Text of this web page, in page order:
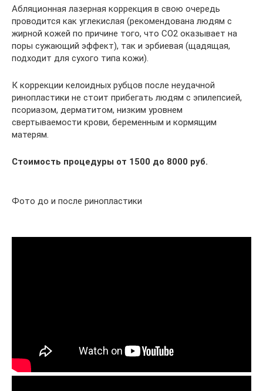
Абляционная лазерная коррекция в свою очередь
проводится как углекислая (рекомендована людям с
жирной кожей по причине того, что СО2 оказывает на
поры сужающий эффект), так и эрбиевая (щадящая,
подходит для сухого типа кожи).
К коррекции келоидных рубцов после неудачной
ринопластики не стоит прибегать людям с эпилепсией,
псориазом, дерматитом, низким уровнем
свертываемости крови, беременным и кормящим
матерям.
Стоимость процедуры от 1500 до 8000 руб.
Фото до и после ринопластики